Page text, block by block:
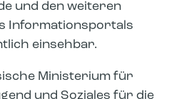
und den weiteren
Informationsportals
einsehbar.
Ministerium für
und Soziales für die